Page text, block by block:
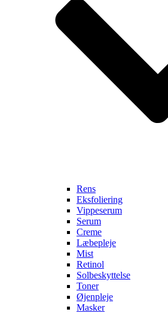
Rens
Eksfoliering
Vippeserum
Serum
Creme
Læbepleje
Mist
Retinol
Solbeskyttelse
Toner
Øjenpleje
Masker